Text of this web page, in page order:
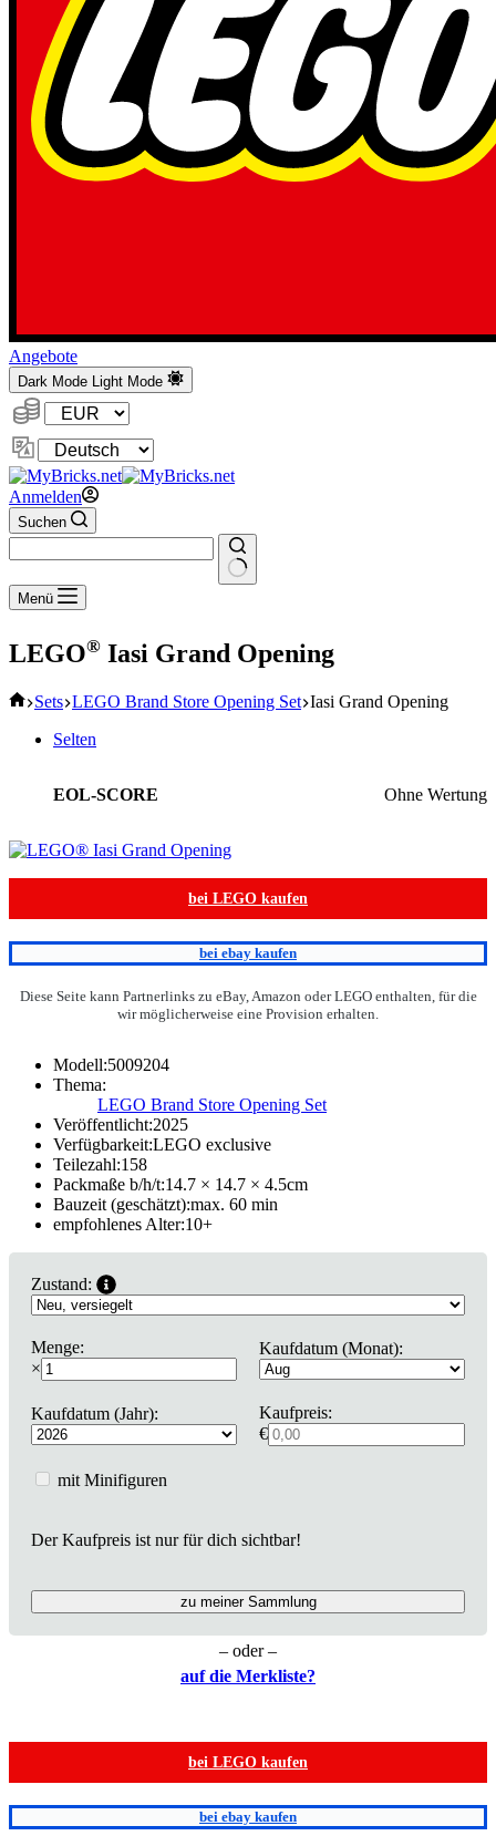
Angebote
Dark Mode Light Mode
Währung:
Sprache
ändern
Anmelden
Suchen
Keine
Ergebnisse
Menü
LEGO® Iasi Grand Opening
Start
Sets LEGO Brand Store Opening Set Iasi Grand Opening
Selten
EOL-SCORE Ohne Wertung
bei LEGO kaufen
bei ebay kaufen
Diese Seite kann Partnerlinks zu eBay, Amazon oder LEGO enthalten, für die
wir möglicherweise eine Provision erhalten.
Modell:5009204
Thema:
LEGO Brand Store Opening Set
Veröffentlicht:2025
Verfügbarkeit:LEGO exclusive
Teilezahl:158
Packmaße b/h/t:14.7 × 14.7 × 4.5cm
Bauzeit (geschätzt):max. 60 min
empfohlenes Alter:10+
Zustand:
Menge:
×
Kaufdatum (Monat):
Kaufdatum (Jahr):
Kaufpreis:
€
Der Kaufpreis ist nur für dich sichtbar!
zu meiner Sammlung
mit Minifiguren
– oder –
auf die Merkliste?
bei LEGO kaufen
bei ebay kaufen